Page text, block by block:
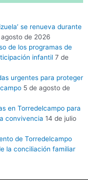
se renueva durante
agosto de 2026
de los programas de
infantil 7 de
urgentes para proteger
5 de agosto de
en Torredelcampo para
convivencia 14 de julio
de Torredelcampo
la conciliación familiar